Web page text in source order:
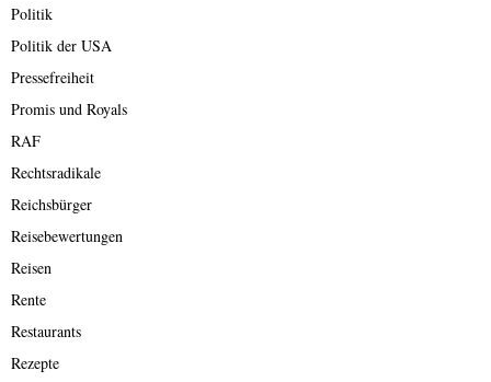
Politik
Politik der USA
Pressefreiheit
Promis und Royals
RAF
Rechtsradikale
Reichsbürger
Reisebewertungen
Reisen
Rente
Restaurants
Rezepte